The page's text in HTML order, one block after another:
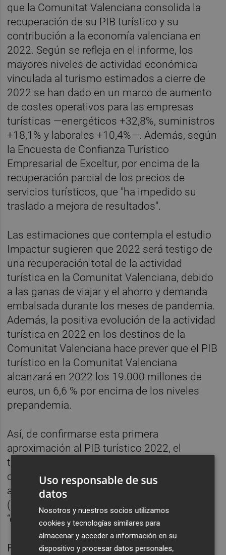
que la Comunitat Valenciana consolida la
recuperación de su PIB turístico y su
contribución a la economía valenciana en
2022. Según se refleja en el informe, los
mayores niveles de actividad económica
vinculada al turismo estimados a cierre de
2022 se han dado en un marco de aumento
de costes operativos para las empresas
turísticas —energéticos +32,8%, suministros
+18,1% y laborales +10,4%—. Además, según
la Encuesta de Confianza Turístico
Empresarial de Exceltur, por encima de la
recuperación parcial de los precios de
servicios turísticos, que "ha impedido su
traslado a mejora de resultados".
Las estimaciones que contempla el estudio
Impactur sugieren que 2022 será testigo de
una recuperación total de la actividad
turística en la Comunitat Valenciana, debido
a las ganas de viajar y el ahorro y demanda
embalsada durante los meses de pandemia.
Además, la positiva evolución de la actividad
turística en 2022 en los destinos de la
Comunitat Valenciana hace prever que el PIB
turístico en la Comunitat Valenciana
alcanzará en 2022 los 19.000 millones de
euros, un 6,6 % por encima de los niveles
prepandemia.
Así, de confirmarse esta primera
aproximación al PIB turístico 2022, el
turismo "habría recuperado su capacidad de
contribución a la economía valenciana" y
alcanzaría el 15,8% del total del PIB regional
(15,7% en 2019) y un nivel de empleo
“cercano al de 2022”.
Francesc Colomer. Foto: MARIAN LEÓN
Uso responsable de sus
datos
Nosotros y nuestros socios utilizamos
cookies y tecnologías similares para
almacenar y acceder a información en su
dispositivo y procesar datos personales,